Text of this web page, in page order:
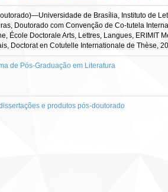
de Brasília, Instituto de
Doutorado com Convenção de Co-tutela
École Doctorale Arts, Lettres, Langues, ERIMIT
Doctorat en Cotutelle Internationale de Thèse,
de Pós-Graduação em Literatura
e produtos pós-doutorado